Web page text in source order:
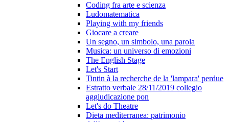
Coding fra arte e scienza
Ludomatematica
Playing with my friends
Giocare a creare
Un segno, un simbolo, una parola
Musica: un universo di emozioni
The English Stage
Let's Start
Tintin à la recherche de la 'lampara' perdue
Estratto verbale 28/11/2019 collegio
aggiudicazione pon
Let's do Theatre
Dieta mediterranea: patrimonio